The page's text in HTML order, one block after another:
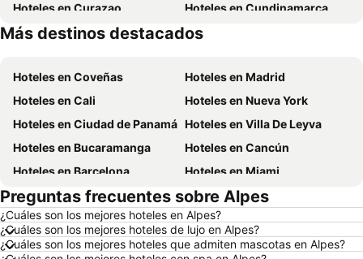
Hoteles en Curazao
Hoteles en Cundinamarca
Hoteles en San Andrés, Providencia and Santa Catalina
Hoteles en Panamá
Más destinos destacados
Hoteles en Coveñas
Hoteles en Madrid
Hoteles en Cali
Hoteles en Nueva York
Hoteles en Ciudad de Panamá Hoteles en Villa De Leyva
Hoteles en Bucaramanga
Hoteles en Cancún
Hoteles en Barcelona
Hoteles en Miami
Hoteles en Melgar
Hoteles en París
Hoteles en Ciudad de México
Hoteles en Villavicencio
Hoteles en Roma
Hoteles en Orlando
Preguntas frecuentes sobre Alpes
¿Cuáles son los mejores hoteles en Alpes?
¿Cuáles son los mejores hoteles de lujo en Alpes?
¿Cuáles son los mejores hoteles que admiten mascotas en Alpes?